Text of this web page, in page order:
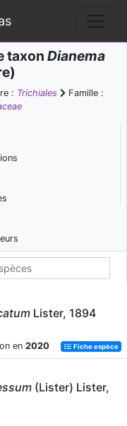
taxon Dianema
: Trichiales
Famille :
Lister, 1894
en 2020 Fiche espèce
(Lister) Lister,